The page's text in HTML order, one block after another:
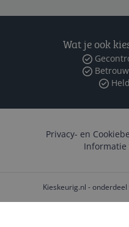
Wat je ook
Privacy- en
Informatie
Kieskeurig.nl -